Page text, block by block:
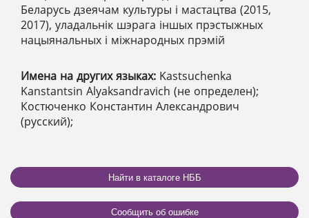
Беларусь дзеячам культуры і мастацтва (2015,
2017), уладальнік шэрага іншых прэстыжных
нацыянальных і міжнародных прэмій
Имена на других языках: Kastsuchenka
Kanstantsin Alyaksandravich (не определен);
Костюченко Константин Александрович
(русский);
Найти в каталоге НББ
Сообщить об ошибке